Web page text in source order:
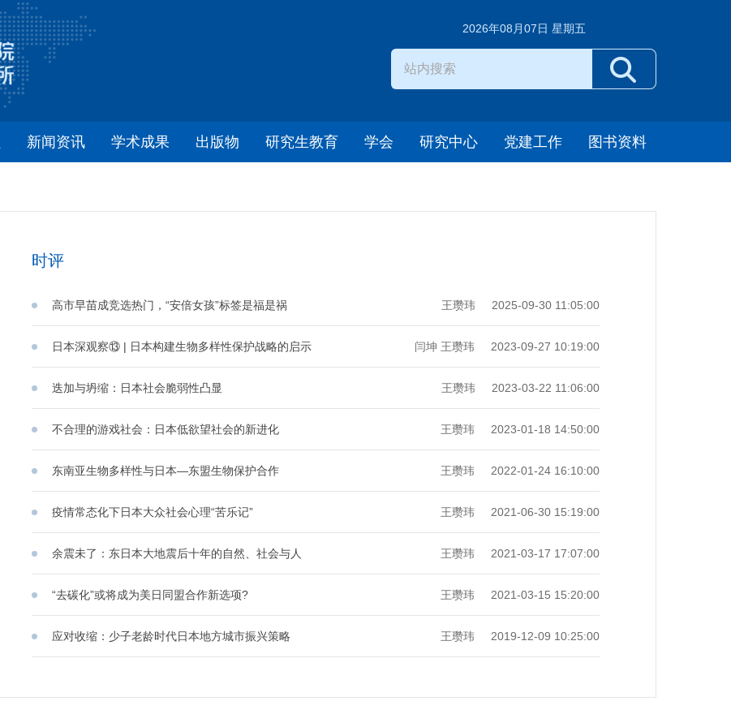
2026年08月07日 星期五
新闻资讯 学术成果 出版物 研究生教育 学会 研究中心 党建工作 图书资料
时评
2025-09-30 11:05:00
王瓒玮
高市早苗成竞选热门，“安倍女孩”标签是福是祸
2023-09-27 10:19:00
闫坤 王瓒玮
日本深观察⑬ | 日本构建生物多样性保护战略的启示
2023-03-22 11:06:00
王瓒玮
迭加与坍缩：日本社会脆弱性凸显
2023-01-18 14:50:00
王瓒玮
不合理的游戏社会：日本低欲望社会的新进化
2022-01-24 16:10:00
王瓒玮
东南亚生物多样性与日本—东盟生物保护合作
2021-06-30 15:19:00
王瓒玮
疫情常态化下日本大众社会心理“苦乐记”
2021-03-17 17:07:00
王瓒玮
余震未了：东日本大地震后十年的自然、社会与人
2021-03-15 15:20:00
王瓒玮
“去碳化”或将成为美日同盟合作新选项?
2019-12-09 10:25:00
王瓒玮
应对收缩：少子老龄时代日本地方城市振兴策略